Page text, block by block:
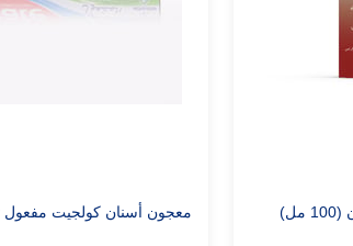
معجون أسنان كولجيت مفعول ثلاثي